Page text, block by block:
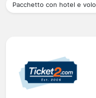
Pacchetto con hotel e volo